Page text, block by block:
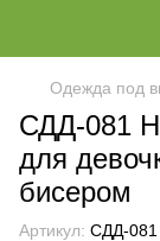
Одежда под
СДД-081
для
бисером
Артикул: СДД-081